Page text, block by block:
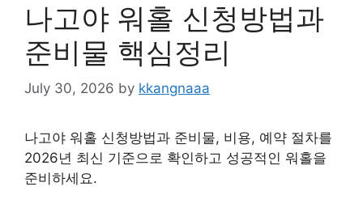
나고야 워홀 신청방법과
준비물 핵심정리
July 30, 2026 by kkangnaaa
나고야 워홀 신청방법과 준비물, 비용, 예약 절차를
2026년 최신 기준으로 확인하고 성공적인 워홀을
준비하세요.